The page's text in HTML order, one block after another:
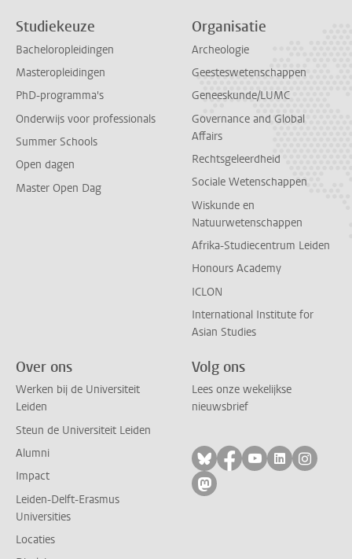
Studiekeuze
Bacheloropleidingen
Masteropleidingen
PhD-programma's
Onderwijs voor professionals
Summer Schools
Open dagen
Master Open Dag
Organisatie
Archeologie
Geesteswetenschappen
Geneeskunde/LUMC
Governance and Global
Affairs
Rechtsgeleerdheid
Sociale Wetenschappen
Wiskunde en
Natuurwetenschappen
Afrika-Studiecentrum Leiden
Honours Academy
ICLON
International Institute for
Asian Studies
Over ons
Werken bij de Universiteit
Leiden
Steun de Universiteit Leiden
Alumni
Impact
Leiden-Delft-Erasmus
Universities
Locaties
Volg ons
Lees onze wekelijkse
nieuwsbrief
Volg ons op bluesky
Volg ons op
Volg ons op
Volg ons
Volg
Volg ons op mastodon